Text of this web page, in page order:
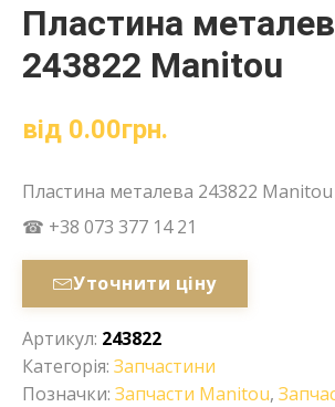
Пластина
243822 Manitou
від 0.00грн.
Пластина металева 243822 Manitou
☎ +38 073 377 14 21
Уточнити ціну
Артикул: 243822
Категорія: Запчастини
Позначки: Запчасти Manitou,